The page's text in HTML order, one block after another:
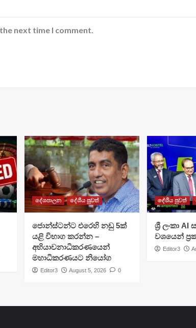
next time I comment.
දේශපාලන දේශීය පුවත්
ජොන්ස්ටන්ට එරෙහි නඩු 5ක්
යළි විභාග කරන්න –
අභියාචනාධිකරණයෙන්
මහාධිකරණයට නියෝග
Editor3 August 5, 2026 0
දේශීය පුවත්
ශ්‍රී ලංකා
වශයෙන්
Editor3